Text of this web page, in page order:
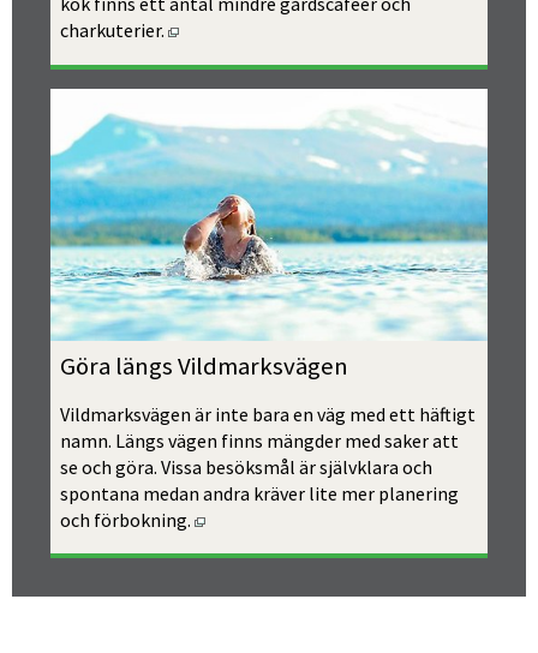
charkuterier.
Göra längs Vildmarksvägen
Vildmarksvägen är inte bara en väg med ett häftigt
namn. Längs vägen finns mängder med saker att
se och göra. Vissa besöksmål är självklara och
spontana medan andra kräver lite mer planering
och förbokning.